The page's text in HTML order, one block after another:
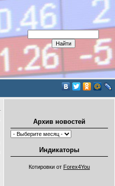
Архив новостей
Индикаторы
Котировки от Forex4You